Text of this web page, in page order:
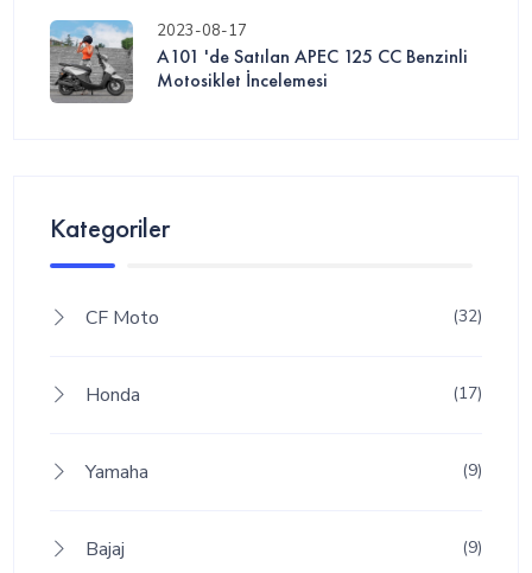
2023-08-17
A101 'de Satılan APEC 125 CC Benzinli
Motosiklet İncelemesi
Kategoriler
CF Moto (32)
Honda (17)
Yamaha (9)
Bajaj (9)